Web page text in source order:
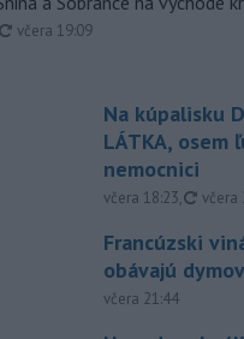
aktualizované
včera 19:09
Na kúpalisku
LÁTKA, osem
nemocnici
včera 18:23, včera
Francúzski
obávajú
včera 21:44